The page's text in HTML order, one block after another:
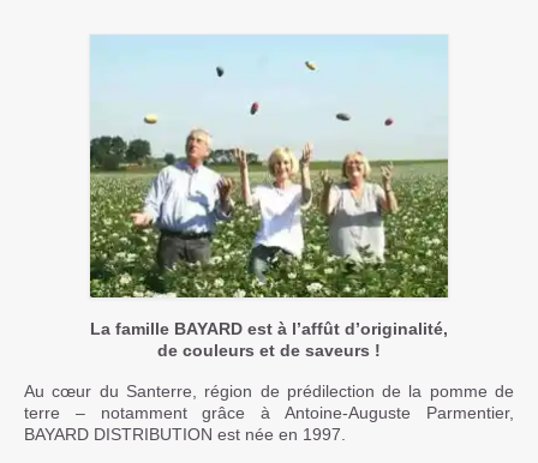
La famille BAYARD est à l’affût d’originalité,
de couleurs et de saveurs !
Au cœur du Santerre, région de prédilection de la pomme de
terre – notamment grâce à Antoine-Auguste Parmentier,
BAYARD DISTRIBUTION est née en 1997.